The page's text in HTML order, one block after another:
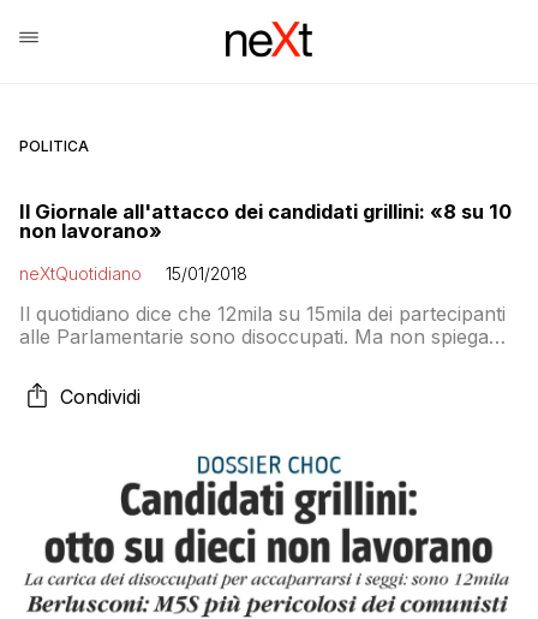
POLITICA
Il Giornale all'attacco dei candidati grillini: «8 su 10
non lavorano»
neXtQuotidiano 15/01/2018
Il quotidiano dice che 12mila su 15mila dei partecipanti
alle Parlamentarie sono disoccupati. Ma non spiega
mattinata
Condividi